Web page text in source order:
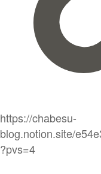
https://chabesu-
blog.notion.site/
?pvs=4